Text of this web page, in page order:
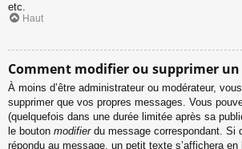
etc.
Haut
Comment modifier ou supprimer un
À moins d’être administrateur ou modérateur,
supprimer que vos propres messages. Vous
(quelquefois dans une durée limitée après sa
le bouton modifierdu message correspondant. Si
répondu au message, un petit texte s’affichera